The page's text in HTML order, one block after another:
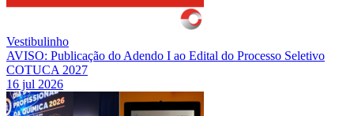
Vestibulinho
AVISO: Publicação do Adendo I ao Edital do Processo Seletivo
COTUCA 2027
16 jul 2026